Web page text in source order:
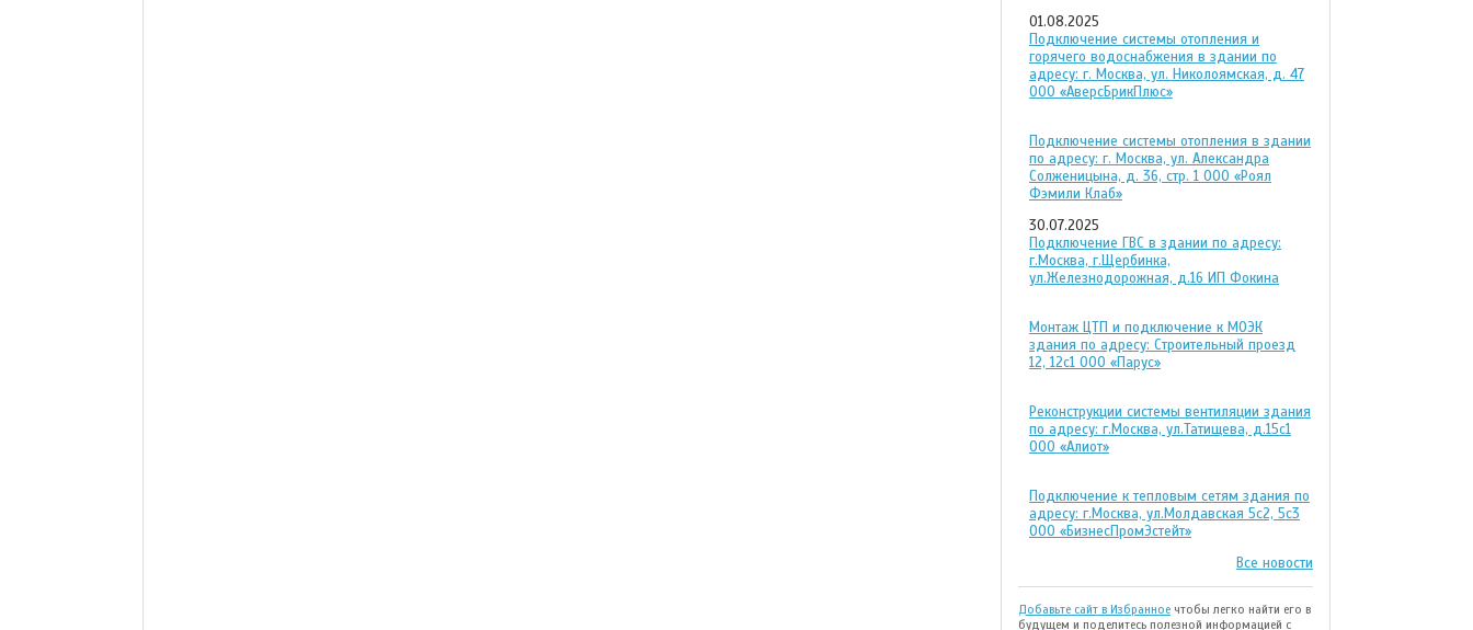
01.08.2025
Подключение системы отопления и
горячего водоснабжения в здании по
адресу: г. Москва, ул. Николоямская, д. 47
ООО «АверсБрикПлюс»
Подключение системы отопления в здании
по адресу: г. Москва, ул. Александра
Солженицына, д. 36, стр. 1 ООО «Роял
Фэмили Клаб»
30.07.2025
Подключение ГВС в здании по адресу:
г.Москва, г.Щербинка,
ул.Железнодорожная, д.16 ИП Фокина
Монтаж ЦТП и подключение к МОЭК
здания по адресу: Строительный проезд
12, 12с1 ООО «Парус»
Реконструкции системы вентиляции здания
по адресу: г.Москва, ул.Татищева, д.15с1
ООО «Алиот»
Подключение к тепловым сетям здания по
адресу: г.Москва, ул.Молдавская 5с2, 5с3
ООО «БизнесПромЭстейт»
Все новости
Добавьте сайт в Избранноечтобы легко найти его в
будущем и поделитесь полезной информацией с